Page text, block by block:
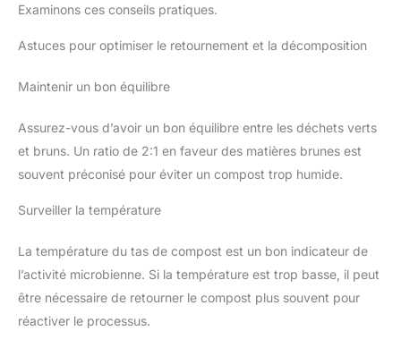
Examinons ces conseils pratiques.
Astuces pour optimiser le retournement et la décomposition
Maintenir un bon équilibre
Assurez-vous d’avoir un bon équilibre entre les déchets verts
et bruns. Un ratio de 2:1 en faveur des matières brunes est
souvent préconisé pour éviter un compost trop humide.
Surveiller la température
La température du tas de compost est un bon indicateur de
l’activité microbienne. Si la température est trop basse, il peut
être nécessaire de retourner le compost plus souvent pour
réactiver le processus.